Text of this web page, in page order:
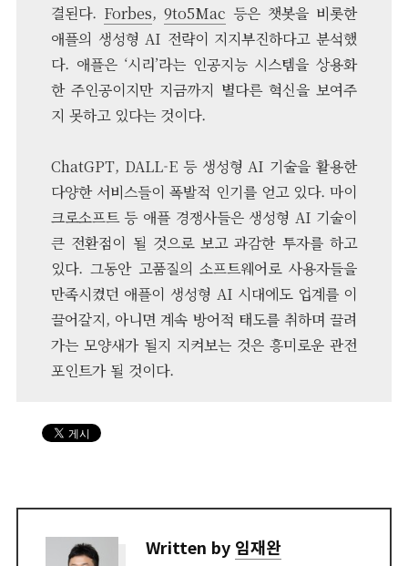
결된다. Forbes, 9to5Mac 등은 챗봇을 비롯한
애플의 생성형 AI 전략이 지지부진하다고 분석했
다. 애플은 ‘시리’라는 인공지능 시스템을 상용화
한 주인공이지만 지금까지 별다른 혁신을 보여주
지 못하고 있다는 것이다.
ChatGPT, DALL-E 등 생성형 AI 기술을 활용한
다양한 서비스들이 폭발적 인기를 얻고 있다. 마이
크로소프트 등 애플 경쟁사들은 생성형 AI 기술이
큰 전환점이 될 것으로 보고 과감한 투자를 하고
있다. 그동안 고품질의 소프트웨어로 사용자들을
만족시켰던 애플이 생성형 AI 시대에도 업계를 이
끌어갈지, 아니면 계속 방어적 태도를 취하며 끌려
가는 모양새가 될지 지켜보는 것은 흥미로운 관전
포인트가 될 것이다.
Written by 임재완